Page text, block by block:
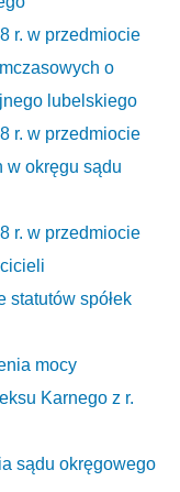
r. w przedmiocie
o
lubelskiego
r. w przedmiocie
w okręgu sądu
r. w przedmiocie
statutów spółek
mocy
Karnego z r.
sądu okręgowego